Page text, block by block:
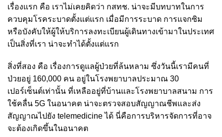
เรื่องแรก คือ เราไม่เคยคิดว่า กสทช. น่าจะมีบทบาทในการ
ควบคุมโรคระบาดตั้งแต่แรก เมื่อมีการระบาด การแจกซิม
หรือบังคับให้ผู้ให้บริการลงทะเบียนผู้เดินทางเข้ามาในประเทศ
เป็นสิ่งที่เรา น่าจะทำได้ตั้งแต่แรก
สิ่งที่สอง คือ เรื่องการดูแลผู้ป่วยที่ล้นหลาม ซึ่งวันนี้เรามีคนที่
ป่วยอยู่ 160,000 คน อยู่ในโรงพยาบาลประมาณ 30
เปอร์เซ็นต์เท่านั้น ที่เหลืออยู่ที่บ้านและโรงพยาบาลสนาม การ
ใช้คลื่น 5G ในอนาคต น่าจะตรวจสอบสัญญาณชีพและส่ง
สัญญาณไปยัง telemedicine ได้ นี่คือการบริหารจัดการที่อาจ
จะต้องเกิดขึ้นในอนาคต